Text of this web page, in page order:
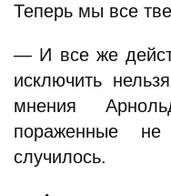
Теперь мы все
— И все же
исключить
мнения
пораженные
случилось.